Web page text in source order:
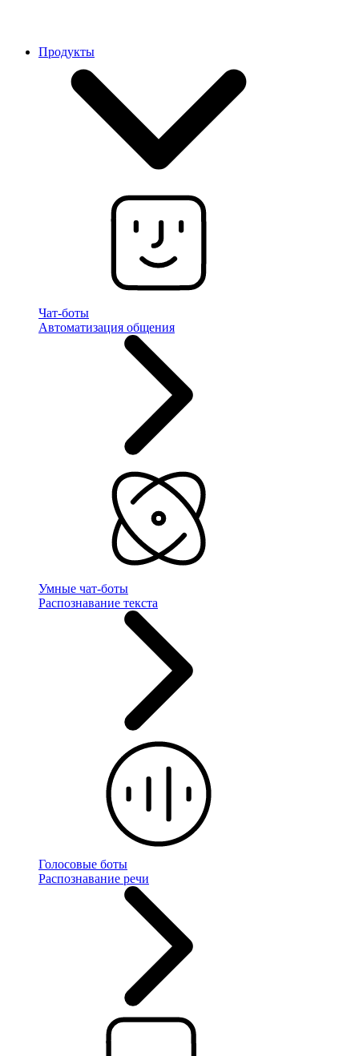
Продукты
Чат-боты
Автоматизация общения
Умные чат-боты
Распознавание текста
Голосовые боты
Распознавание речи